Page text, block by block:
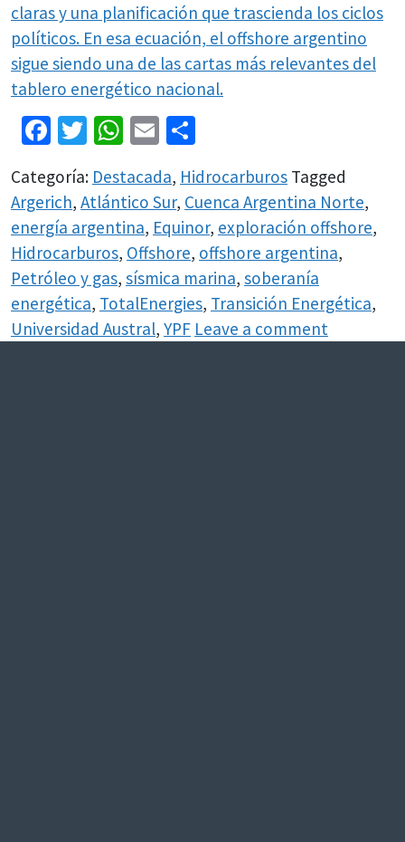
claras y una planificación que trascienda los ciclos
políticos. En esa ecuación, el offshore argentino
sigue siendo una de las cartas más relevantes del
tablero energético nacional.
Facebook
Twitter
WhatsApp
Email
Categoría: Destacada, Hidrocarburos Tagged
Argerich, Atlántico Sur, Cuenca Argentina Norte,
energía argentina, Equinor, exploración offshore,
Hidrocarburos, Offshore, offshore argentina,
Petróleo y gas, sísmica marina, soberanía
energética, TotalEnergies, Transición Energética,
Universidad Austral, YPF Leave a comment